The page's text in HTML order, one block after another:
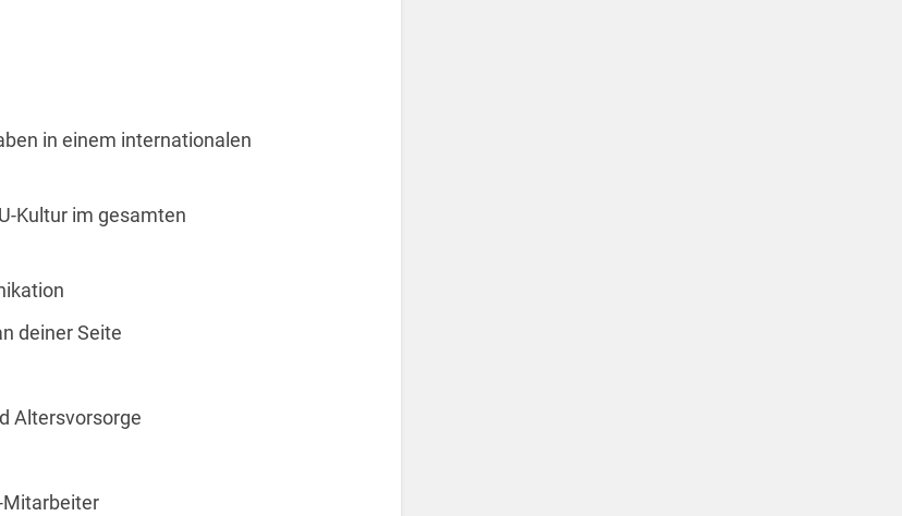
in einem internationalen
Kultur im gesamten
deiner Seite
Altersvorsorge
Mitarbeiter